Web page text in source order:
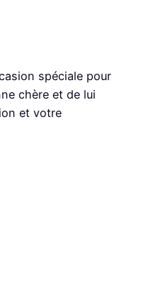
spéciale pour
chère et de lui
et votre